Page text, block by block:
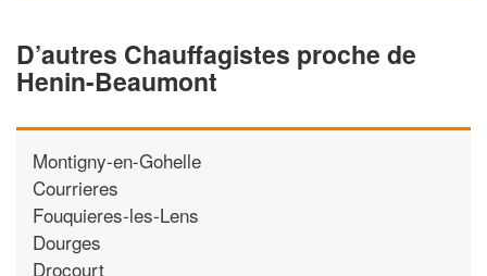
D’autres Chauffagistes proche de
Henin-Beaumont
Montigny-en-Gohelle
Courrieres
Fouquieres-les-Lens
Dourges
Drocourt